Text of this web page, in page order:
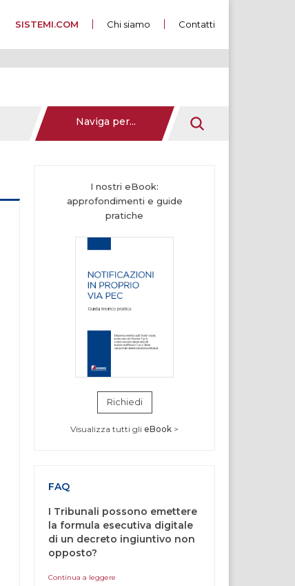
SISTEMI.COM Chi siamo Contatti
Naviga per...
I nostri eBook:
approfondimenti e guide
pratiche
Richiedi
Visualizza tutti gli eBook >
FAQ
I Tribunali possono emettere
la formula esecutiva digitale
di un decreto ingiuntivo non
opposto?
Continua a leggere